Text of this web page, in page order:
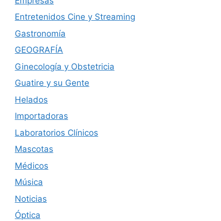
Entretenidos Cine y Streaming
Gastronomía
GEOGRAFÍA
Ginecología y Obstetricia
Guatire y su Gente
Helados
Importadoras
Laboratorios Clínicos
Mascotas
Médicos
Música
Noticias
Óptica